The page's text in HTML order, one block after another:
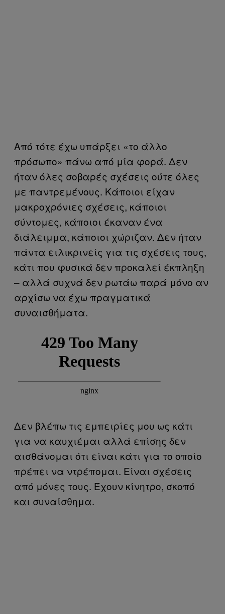
Από τότε έχω υπάρξει «το άλλο
πρόσωπο» πάνω από μία φορά. Δεν
ήταν όλες σοβαρές σχέσεις ούτε όλες
με παντρεμένους. Κάποιοι είχαν
μακροχρόνιες σχέσεις, κάποιοι
σύντομες, κάποιοι έκαναν ένα
διάλειμμα, κάποιοι χώριζαν. Δεν ήταν
πάντα ειλικρινείς για τις σχέσεις τους,
κάτι που φυσικά δεν προκαλεί έκπληξη
– αλλά συχνά δεν ρωτάω παρά μόνο αν
αρχίσω να έχω πραγματικά
συναισθήματα.
Δεν βλέπω τις εμπειρίες μου ως κάτι
για να καυχιέμαι αλλά επίσης δεν
αισθάνομαι ότι είναι κάτι για το οποίο
πρέπει να ντρέπομαι. Είναι σχέσεις
από μόνες τους. Έχουν κίνητρο, σκοπό
και συναίσθημα.